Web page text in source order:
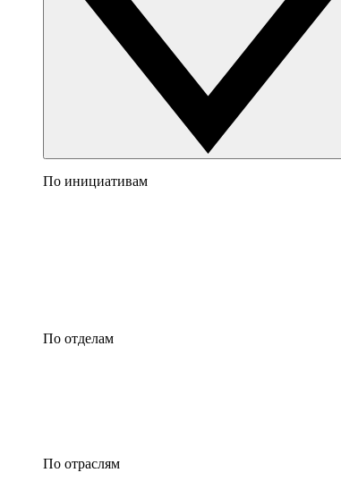
По инициативам
По отделам
По отраслям